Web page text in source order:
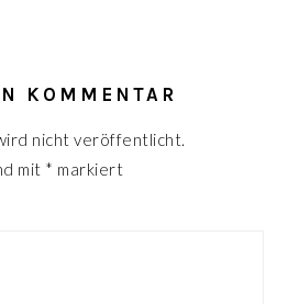
KOMMENTAR
nicht veröffentlicht.
mit * markiert